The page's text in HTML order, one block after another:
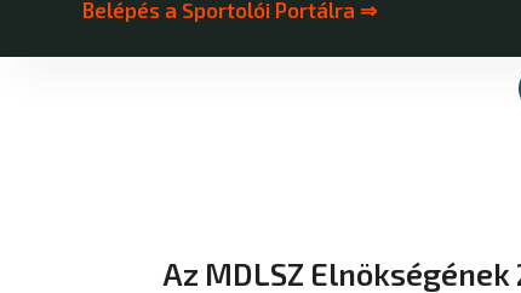
Belépés a Sportolói Portálra ⇒
Az MDLSZ